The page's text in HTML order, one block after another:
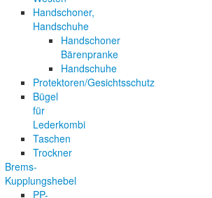
Handschoner,
Handschuhe
Handschoner
Bärenpranke
Handschuhe
Protektoren/Gesichtsschutz
Bügel
für
Lederkombi
Taschen
Trockner
Brems-
Kupplungshebel
PP-